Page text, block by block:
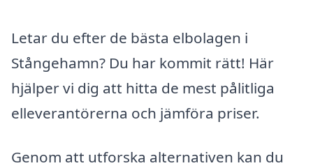
Letar du efter de bästa elbolagen i
Stångehamn? Du har kommit rätt! Här
hjälper vi dig att hitta de mest pålitliga
elleverantörerna och jämföra priser.
Genom att utforska alternativen kan du